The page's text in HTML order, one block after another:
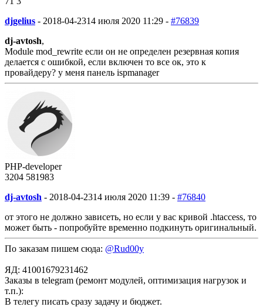
djgelius - 2018-04-2314 июля 2020 11:29 - #76839
dj-avtosh,
Module mod_rewrite если он не определен резервная копия
делается с ошибкой, если включен то все ок, это к
провайдеру? у меня панель ispmanager
PHP-developer
3204 581983
dj-avtosh - 2018-04-2314 июля 2020 11:39 - #76840
от этого не должно зависеть, но если у вас кривой .htaccess, то
может быть - попробуйте временно подкинуть оригинальный.
По заказам пишем сюда: @Rud00y
ЯД: 41001679231462
Заказы в telegram (ремонт модулей, оптимизация нагрузок и
т.п.):
В телегу писать сразу задачу и бюджет.